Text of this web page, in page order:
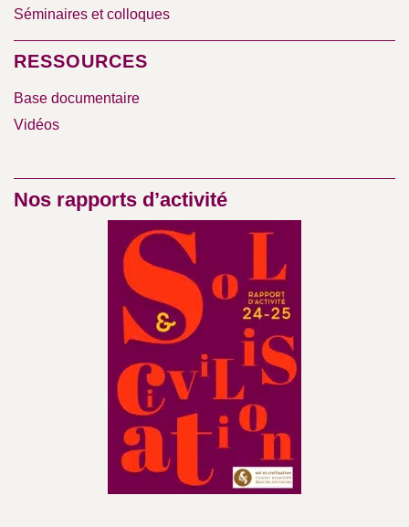
Séminaires et colloques
RESSOURCES
Base documentaire
Vidéos
Nos rapports d’activité